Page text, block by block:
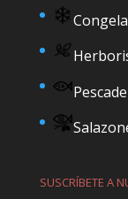
SUSCRÍBETE A